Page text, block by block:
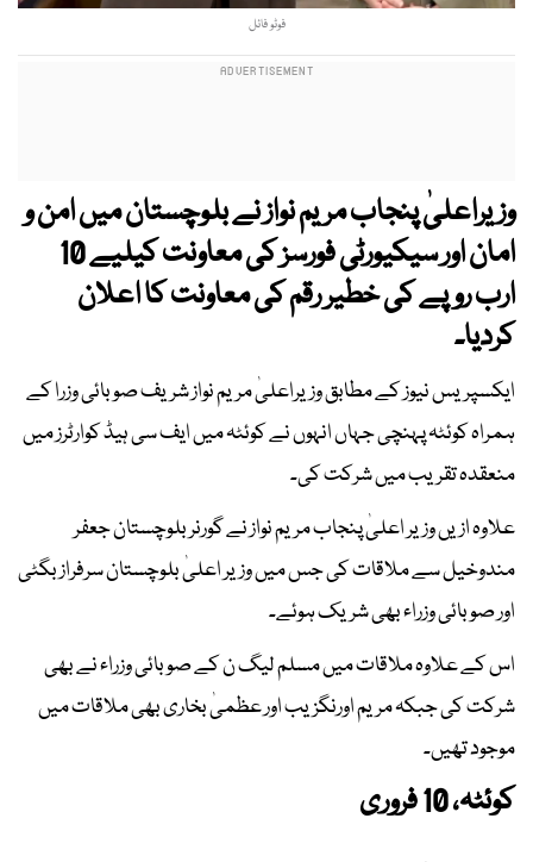
فوٹو فائل
وزیراعلیٰ پنجاب مریم نواز نے بلوچستان میں امن و
امان اور سیکیورٹی فورسز کی معاونت کیلیے 10
ارب روپے کی خطیر رقم کی معاونت کا اعلان
کردیا۔
ایکسپریس نیوز کے مطابق وزیراعلیٰ مریم نواز شریف صوبائی وزرا کے
ہمراہ کوئٹہ پہنچی جہاں انہوں نے کوئٹہ میں ایف سی ہیڈ کوارٹرز میں
منعقدہ تقریب میں شرکت کی۔
علاوہ ازیں وزیر اعلیٰ پنجاب مریم نواز نے گورنر بلوچستان جعفر
مندوخیل سے ملاقات کی جس میں وزیر اعلیٰ بلوچستان سرفراز بگٹی
اور صوبائی وزراء بھی شریک ہوئے۔
اس کے علاوہ ملاقات میں مسلم لیگ ن کے صوبائی وزراء نے بھی
شرکت کی جبکہ مریم اورنگزیب اور عظمیٰ بخاری بھی ملاقات میں
موجود تھیں۔
کوئٹہ، 10 فروری